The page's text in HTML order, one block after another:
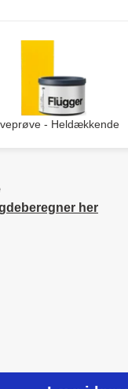
- Heldækkende
her